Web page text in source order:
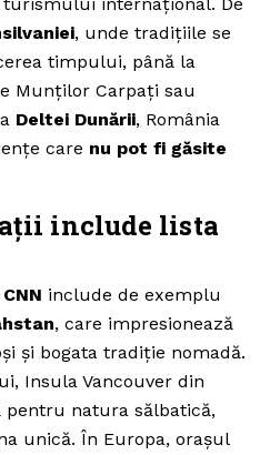
internațional. De
, unde tradițiile se
timpului, până la
Munților Carpați sau
Deltei Dunării, România
care nu pot fi găsite
include lista
CNN include de exemplu
, care impresionează
și bogata tradiție nomadă.
Insula Vancouver din
pentru natura sălbatică,
unică. În Europa, orașul